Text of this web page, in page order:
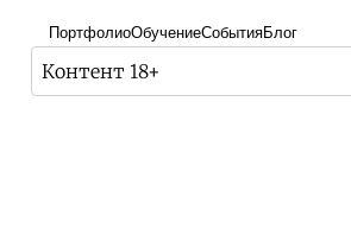
ПортфолиоОбучениеСобытияБлог
Контент 18+